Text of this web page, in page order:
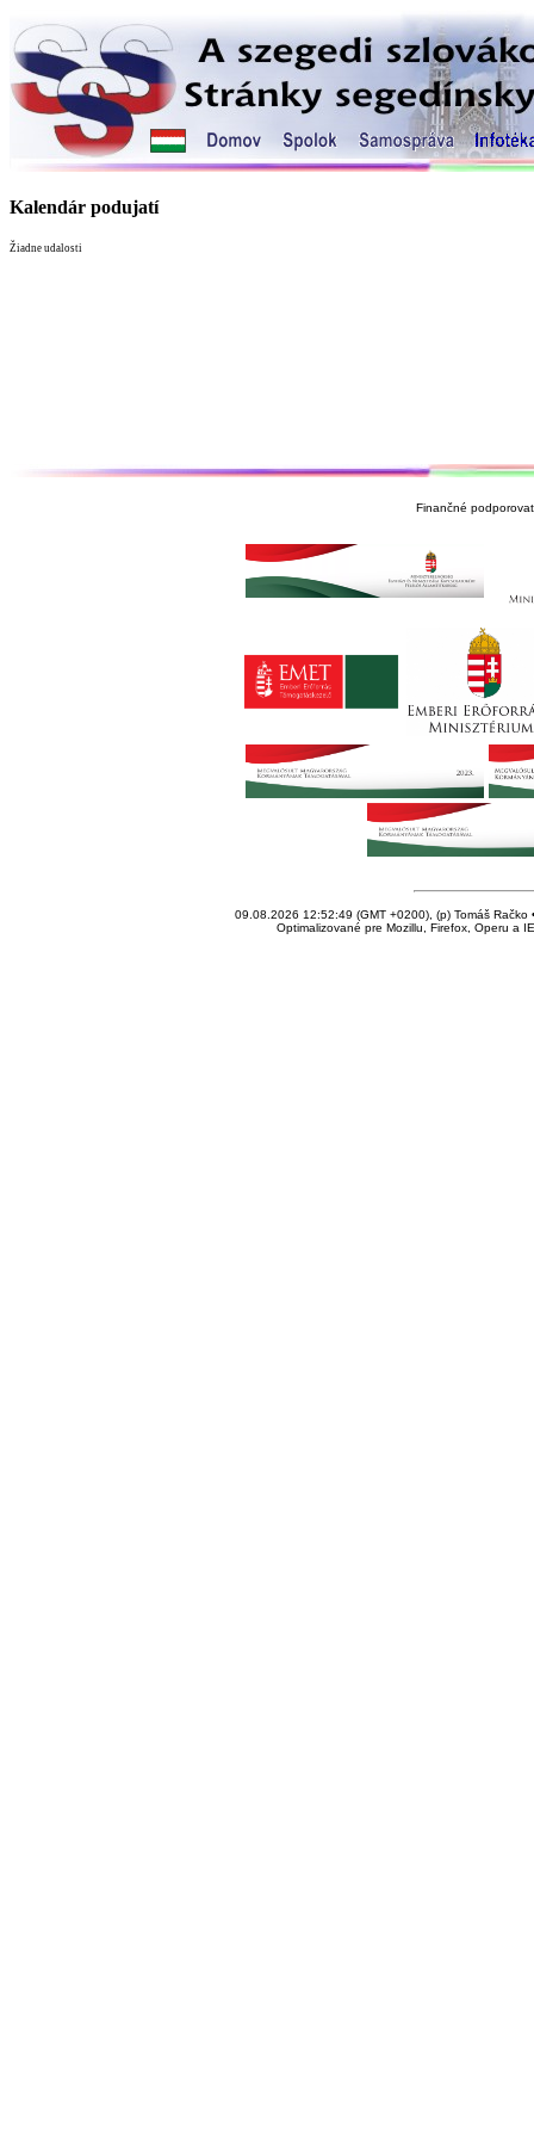
Kalendár podujatí
Žiadne udalosti
Finančné
09.08.2026 12:52:49 (GMT +0200), (p) Tomáš Račko
Optimalizované pre Mozillu, Firefox, Operu a